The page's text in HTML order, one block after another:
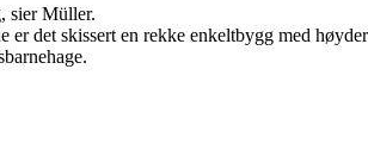
sier Müller.
det skissert en rekke enkeltbygg med